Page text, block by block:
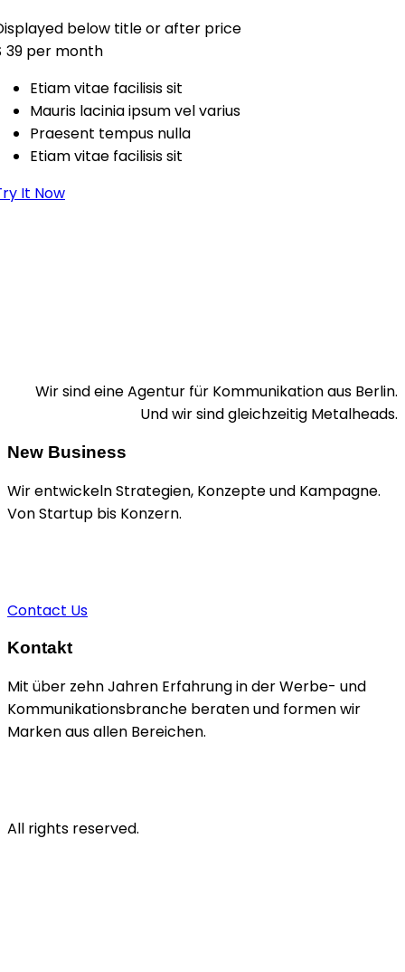
below title or after price
39 per month
Etiam vitae facilisis sit
Mauris lacinia ipsum vel varius
Praesent tempus nulla
Etiam vitae facilisis sit
It Now
Wir sind eine Agentur für Kommunikation aus Berlin.
Und wir sind gleichzeitig Metalheads.
New Business
Wir entwickeln Strategien, Konzepte und Kampagne.
Von Startup bis Konzern.
Contact Us
Kontakt
Mit über zehn Jahren Erfahrung in der Werbe- und
Kommunikationsbranche beraten und formen wir
Marken aus allen Bereichen.
All rights reserved.